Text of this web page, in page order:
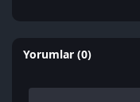
Yorumlar (0)